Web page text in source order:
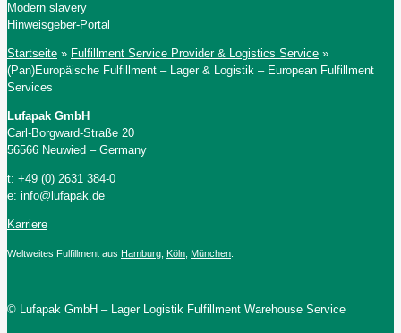
Modern slavery
Hinweisgeber-Portal
Startseite » Fulfillment Service Provider & Logistics Service »
(Pan)Europäische Fulfillment – Lager & Logistik – European Fulfillment
Services
Lufapak GmbH
Carl-Borgward-Straße 20
56566 Neuwied – Germany
t: +49 (0) 2631 384-0
e: info@lufapak.de
Karriere
Weltweites Fulfillment aus Hamburg Köln München
© Lufapak GmbH – Lager Logistik Fulfillment Warehouse Service